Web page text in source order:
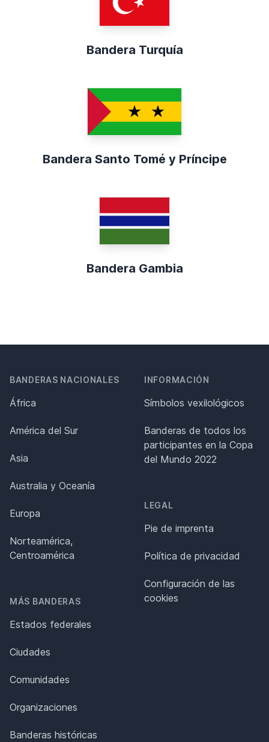
Bandera Turquía
Bandera Santo Tomé y Príncipe
Bandera Gambia
BANDERAS NACIONALES
África
América del Sur
Asia
Australia y Oceanía
Europa
Norteamérica,
Centroamérica
MÁS BANDERAS
Estados federales
Ciudades
Comunidades
Organizaciones
Banderas históricas
INFORMACIÓN
Símbolos vexilológicos
Banderas de todos los
participantes en la Copa
del Mundo 2022
LEGAL
Pie de imprenta
Política de privacidad
Configuración de las
cookies